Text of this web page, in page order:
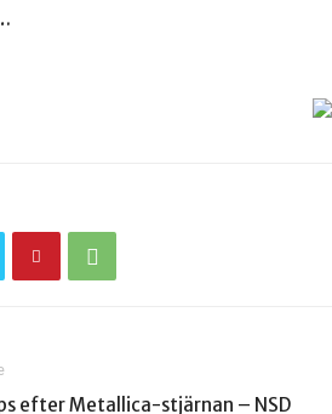
efter Metallica-stjärnan – NSD